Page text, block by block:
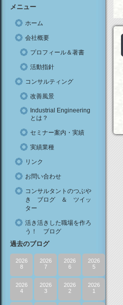
メニュー
ホーム
会社概要
プロフィール＆著書
活動指針
コンサルティング
改善風景
Industrial Engineering
とは？
セミナー案内・実績
実績業種
リンク
お問い合わせ
コンサルタントのつぶや
き ブログ ＆ ツイッ
ター
活き活きした職場を作ろ
う！ ブログ
過去のブログ
2026
8
2026
7
2026
6
2026
5
2026
4
2026
3
2026
2
2026
1